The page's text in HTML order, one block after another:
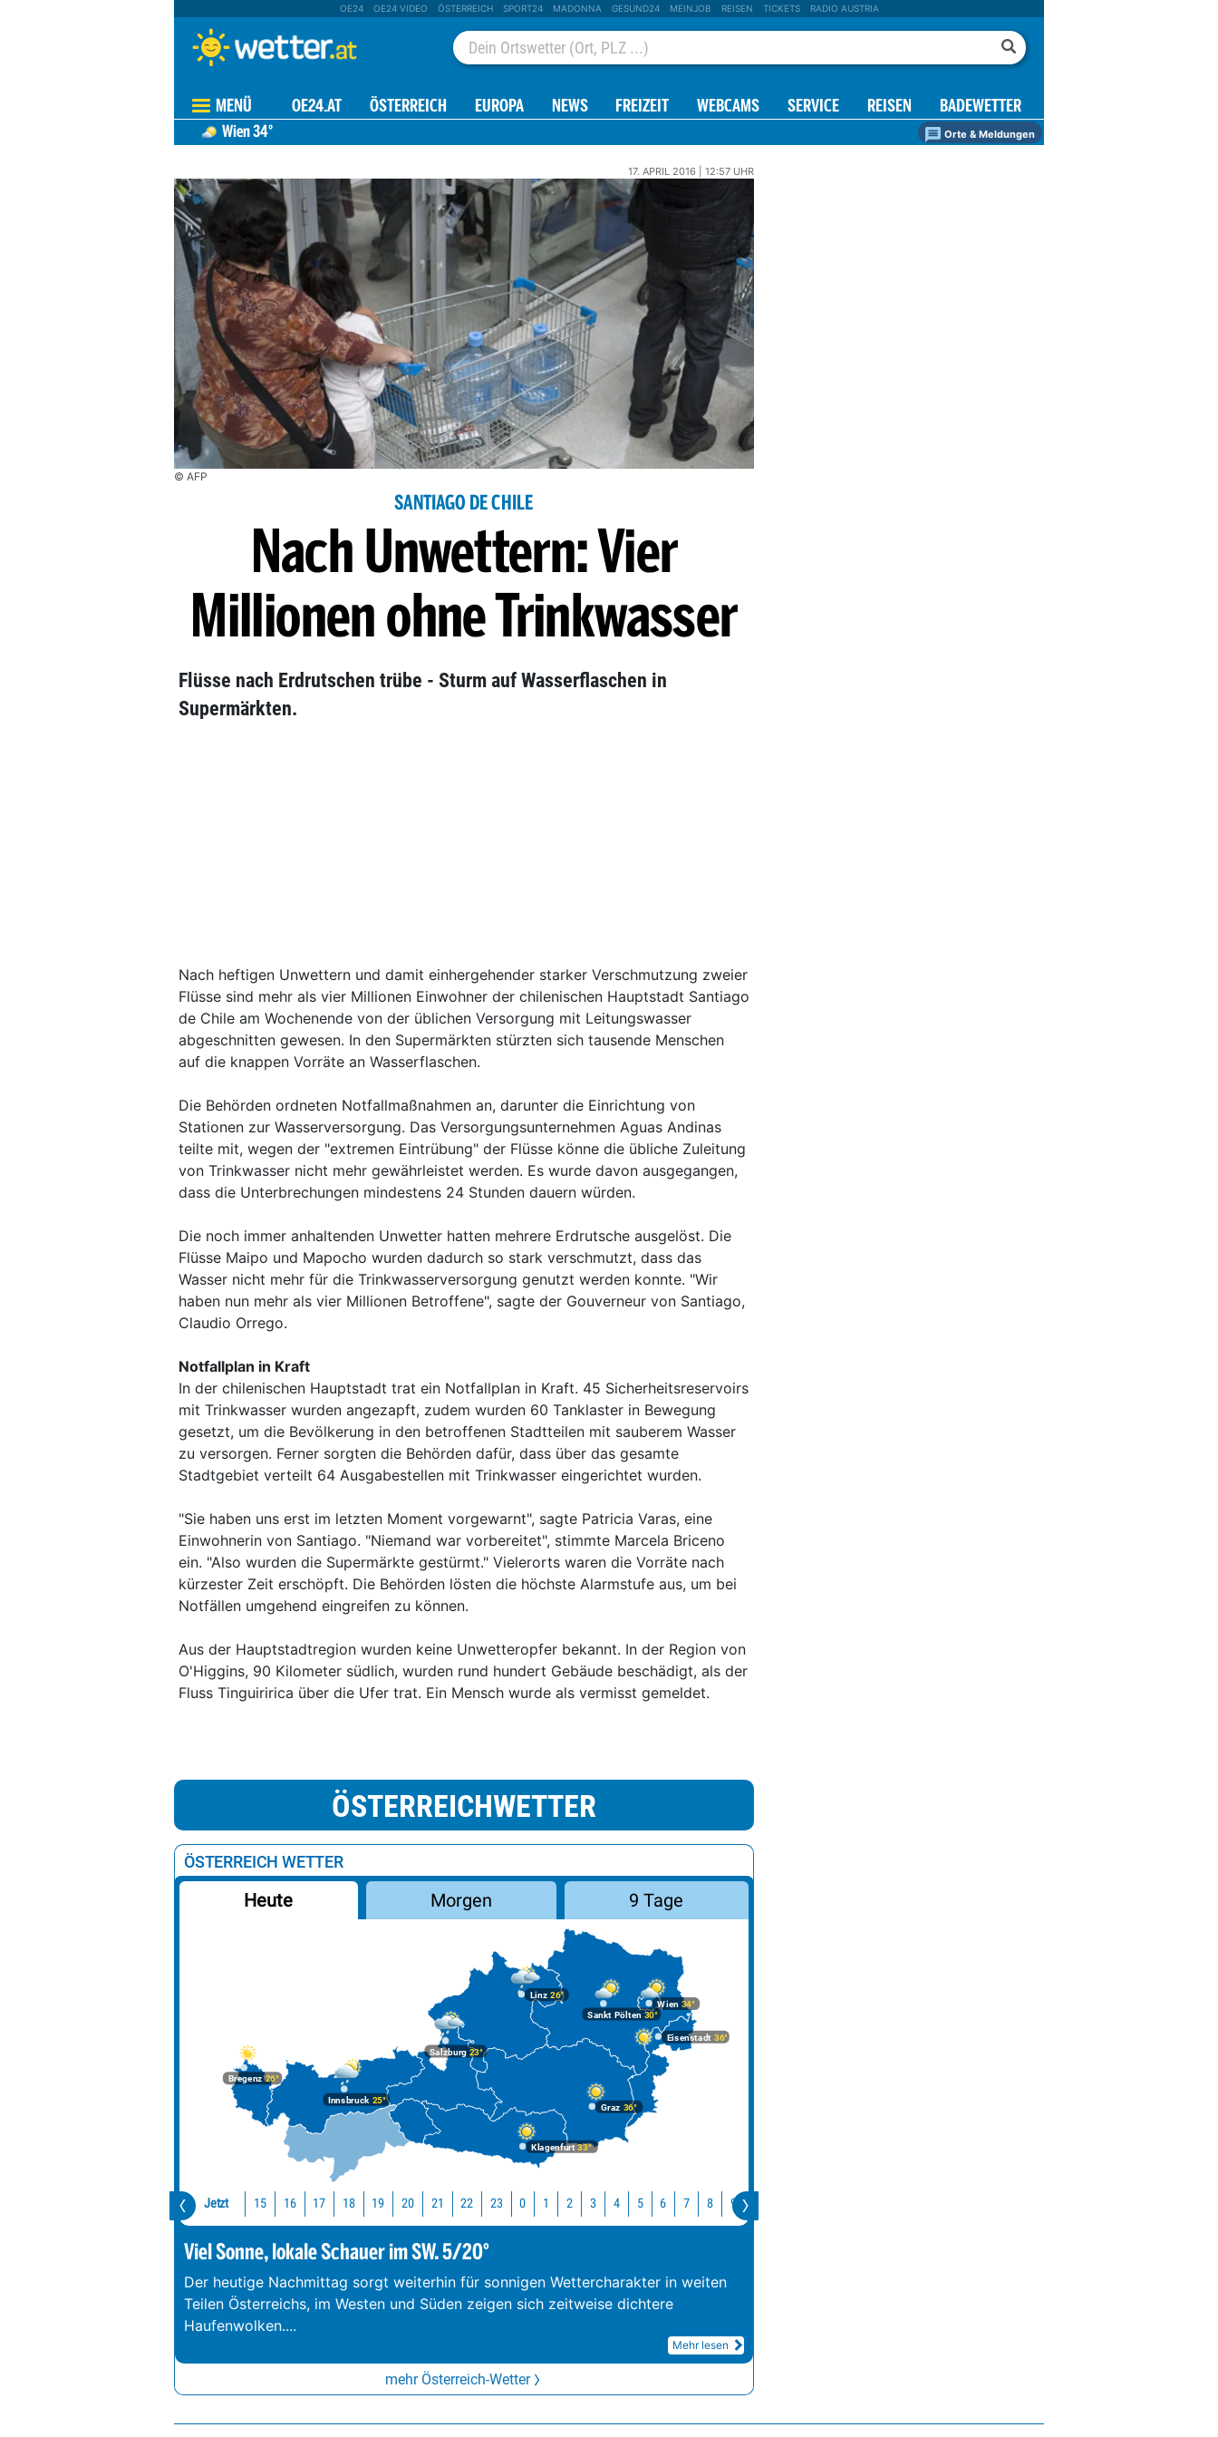
OE24 OE24 VIDEO ÖSTERREICH SPORT24 MADONNA GESUND24 MEINJOB REISEN TICKETS RADIO AUSTRIA
MENÜ OE24.AT ÖSTERREICH EUROPA NEWS FREIZEIT WEBCAMS SERVICE REISEN BADEWETTER
Wien34° Orte & Meldungen
17. APRIL 2016 | 12:57 UHR
© AFP
SANTIAGO DE CHILE
Nach Unwettern: Vier
Millionen ohne Trinkwasser
Flüsse nach Erdrutschen trübe - Sturm auf Wasserflaschen in
Supermärkten.
Nach heftigen Unwettern und damit einhergehender starker Verschmutzung zweier
Flüsse sind mehr als vier Millionen Einwohner der chilenischen Hauptstadt Santiago
de Chile am Wochenende von der üblichen Versorgung mit Leitungswasser
abgeschnitten gewesen. In den Supermärkten stürzten sich tausende Menschen
auf die knappen Vorräte an Wasserflaschen.
Die Behörden ordneten Notfallmaßnahmen an, darunter die Einrichtung von
Stationen zur Wasserversorgung. Das Versorgungsunternehmen Aguas Andinas
teilte mit, wegen der "extremen Eintrübung" der Flüsse könne die übliche Zuleitung
von Trinkwasser nicht mehr gewährleistet werden. Es wurde davon ausgegangen,
dass die Unterbrechungen mindestens 24 Stunden dauern würden.
Die noch immer anhaltenden Unwetter hatten mehrere Erdrutsche ausgelöst. Die
Flüsse Maipo und Mapocho wurden dadurch so stark verschmutzt, dass das
Wasser nicht mehr für die Trinkwasserversorgung genutzt werden konnte. "Wir
haben nun mehr als vier Millionen Betroffene", sagte der Gouverneur von Santiago,
Claudio Orrego.
Notfallplan in Kraft
In der chilenischen Hauptstadt trat ein Notfallplan in Kraft. 45 Sicherheitsreservoirs
mit Trinkwasser wurden angezapft, zudem wurden 60 Tanklaster in Bewegung
gesetzt, um die Bevölkerung in den betroffenen Stadtteilen mit sauberem Wasser
zu versorgen. Ferner sorgten die Behörden dafür, dass über das gesamte
Stadtgebiet verteilt 64 Ausgabestellen mit Trinkwasser eingerichtet wurden.
"Sie haben uns erst im letzten Moment vorgewarnt", sagte Patricia Varas, eine
Einwohnerin von Santiago. "Niemand war vorbereitet", stimmte Marcela Briceno
ein. "Also wurden die Supermärkte gestürmt." Vielerorts waren die Vorräte nach
kürzester Zeit erschöpft. Die Behörden lösten die höchste Alarmstufe aus, um bei
Notfällen umgehend eingreifen zu können.
Aus der Hauptstadtregion wurden keine Unwetteropfer bekannt. In der Region von
O'Higgins, 90 Kilometer südlich, wurden rund hundert Gebäude beschädigt, als der
Fluss Tinguiririca über die Ufer trat. Ein Mensch wurde als vermisst gemeldet.
ÖSTERREICHWETTER
ÖSTERREICH WETTER
Heute Morgen 9 Tage
Bregenz26°
Graz 36°
Innsbruck25°
Klagenfurt33°
Linz 26°
Salzburg23°
Wien 34°
Eisenstadt 36°
Sankt Pölten 30°
Jetzt 15 16 17 18 19 20 21 22 23 0 1 2 3 4 5 6 7 8 9
Viel Sonne, lokale Schauer im SW. 5/20°
Der heutige Nachmittag sorgt weiterhin für sonnigen Wettercharakter in weiten
Teilen Österreichs, im Westen und Süden zeigen sich zeitweise dichtere
Haufenwolken....
Mehr lesen
mehr Österreich-Wetter